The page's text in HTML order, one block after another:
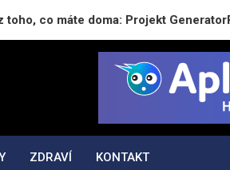
máte doma: Projekt
ZDRAVÍ KONTAKT